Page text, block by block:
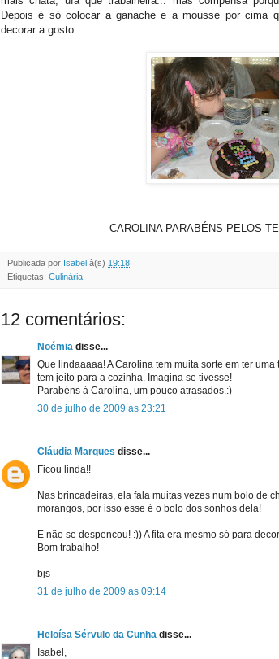
Depois é só colocar a ganache e a mousse por cima
decorar a gosto.
CAROLINA PARABÉNS PELOS
Publicada por Isabel à(s) 19:18
Etiquetas: Culinária
12 comentários:
Noémia disse...
Que lindaaaaa! A Carolina tem muita sorte em ter
tem jeito para a cozinha. Imagina se tivesse!
Parabéns à Carolina, um pouco atrasados.:)
30 de julho de 2009 às 23:21
Cláudia Marques disse...
Ficou linda!!
Nas brincadeiras, ela fala muitas vezes num bolo de
morangos, por isso esse é o bolo dos sonhos dela!
E não se despencou! :)) A fita era mesmo só para
Bom trabalho!
bjs
31 de julho de 2009 às 09:14
Heloísa Sérvulo da Cunha disse...
Isabel,